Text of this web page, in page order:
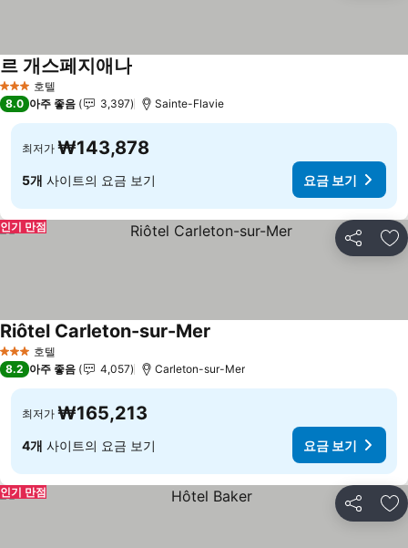
3 성급 호텔
르 개스페지애나
8.0 아주 좋음 3,397 Sainte-Flavie
최저가 ₩143,878
5개 사이트의 요금 보기 요금 보기
공유 즐
인기 만점
3 성급 호텔
Riôtel Carleton-sur-Mer
8.2 아주 좋음 4,057 Carleton-sur-Mer
최저가 ₩165,213
4개 사이트의 요금 보기 요금 보기
공유 즐
인기 만점